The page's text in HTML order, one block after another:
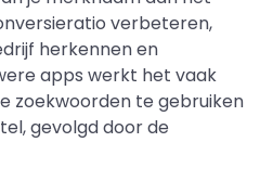
verbeteren,
herkennen en
apps werkt het vaak
zoekwoorden te gebruiken
gevolgd door de